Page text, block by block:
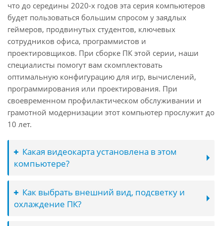
что до середины 2020-х годов эта серия компьютеров
будет пользоваться большим спросом у заядлых
геймеров, продвинутых студентов, ключевых
сотрудников офиса, программистов и
проектировщиков. При сборке ПК этой серии, наши
специалисты помогут вам скомплектовать
оптимальную конфигурацию для игр, вычислений,
программирования или проектирования. При
своевременном профилактическом обслуживании и
грамотной модернизации этот компьютер прослужит до
10 лет.
Какая видеокарта установлена в этом
компьютере?
Как выбрать внешний вид, подсветку и
охлаждение ПК?